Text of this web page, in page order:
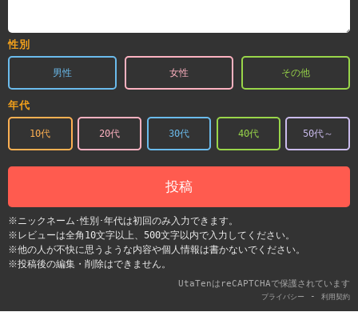
性別
男性 女性 その他
年代
10代 20代 30代 40代 50代～
投稿
※ニックネーム･性別･年代は初回のみ入力できます。
※レビューは全角10文字以上、500文字以内で入力してください。
※他の人が不快に思うような内容や個人情報は書かないでください。
※投稿後の編集・削除はできません。
UtaTenはreCAPTCHAで保護されています
プライバシー - 利用契約